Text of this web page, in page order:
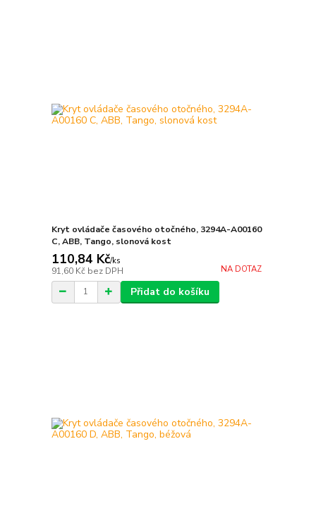
Kryt ovládače časového otočného, 3294A-A00160
C, ABB, Tango, slonová kost
110,84 Kč/ks
91,60 Kč bez DPH NA DOTAZ
Přidat do košíku